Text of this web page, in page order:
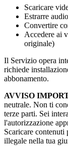
Scaricare
Estrarre
Convertire
Accedere ai
originale)
Il Servizio opera
richiede
abbonamento.
AVVISO
neutrale. Non ti
terze parti. Sei
l'autorizzazione
Scaricare contenuti
illegale nella tua